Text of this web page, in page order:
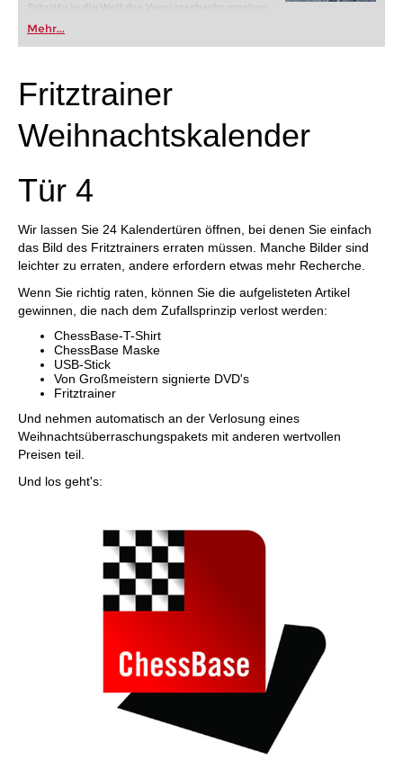
Schritte in die Welt des Vereinsschachs machen
oder bereits auf Turnierniveau spielen: Mit
FRITZ trainieren Sie effizienter, intelligenter und
individueller als je zuvor.
Mehr...
Fritztrainer
Weihnachtskalender
Tür 4
Wir lassen Sie 24 Kalendertüren öffnen, bei denen Sie einfach
das Bild des Fritztrainers erraten müssen. Manche Bilder sind
leichter zu erraten, andere erfordern etwas mehr Recherche.
Wenn Sie richtig raten, können Sie die aufgelisteten Artikel
gewinnen, die nach dem Zufallsprinzip verlost werden:
ChessBase-T-Shirt
ChessBase Maske
USB-Stick
Von Großmeistern signierte DVD's
Fritztrainer
Und nehmen automatisch an der Verlosung eines
Weihnachtsüberraschungspakets mit anderen wertvollen
Preisen teil.
Und los geht's: